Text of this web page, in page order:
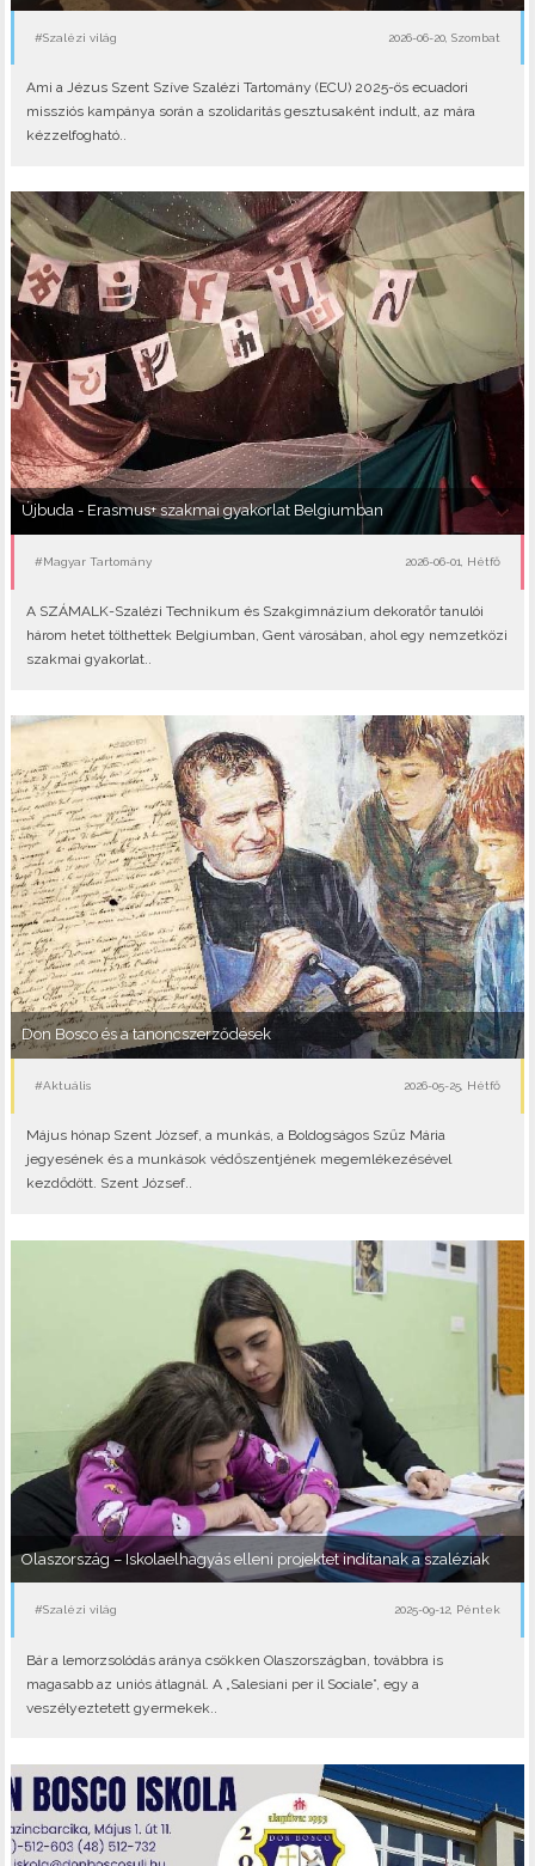
#Szalézi világ 2026-06-20, Szombat
Ami a Jézus Szent Szíve Szalézi Tartomány (ECU) 2025-ös ecuadori
missziós kampánya során a szolidaritás gesztusaként indult, az mára
kézzelfogható..
Újbuda - Erasmus+ szakmai gyakorlat Belgiumban
#Magyar Tartomány 2026-06-01, Hétfő
A SZÁMALK-Szalézi Technikum és Szakgimnázium dekoratőr tanulói
három hetet tölthettek Belgiumban, Gent városában, ahol egy nemzetközi
szakmai gyakorlat..
Don Bosco és a tanoncszerződések
#Aktuális 2026-05-25, Hétfő
Május hónap Szent József, a munkás, a Boldogságos Szűz Mária
jegyesének és a munkások védőszentjének megemlékezésével
kezdődött. Szent József..
Olaszország – Iskolaelhagyás elleni projektet indítanak a szaléziak
#Szalézi világ 2025-09-12, Péntek
Bár a lemorzsolódás aránya csökken Olaszországban, továbbra is
magasabb az uniós átlagnál. A „Salesiani per il Sociale”, egy a
veszélyeztetett gyermekek..